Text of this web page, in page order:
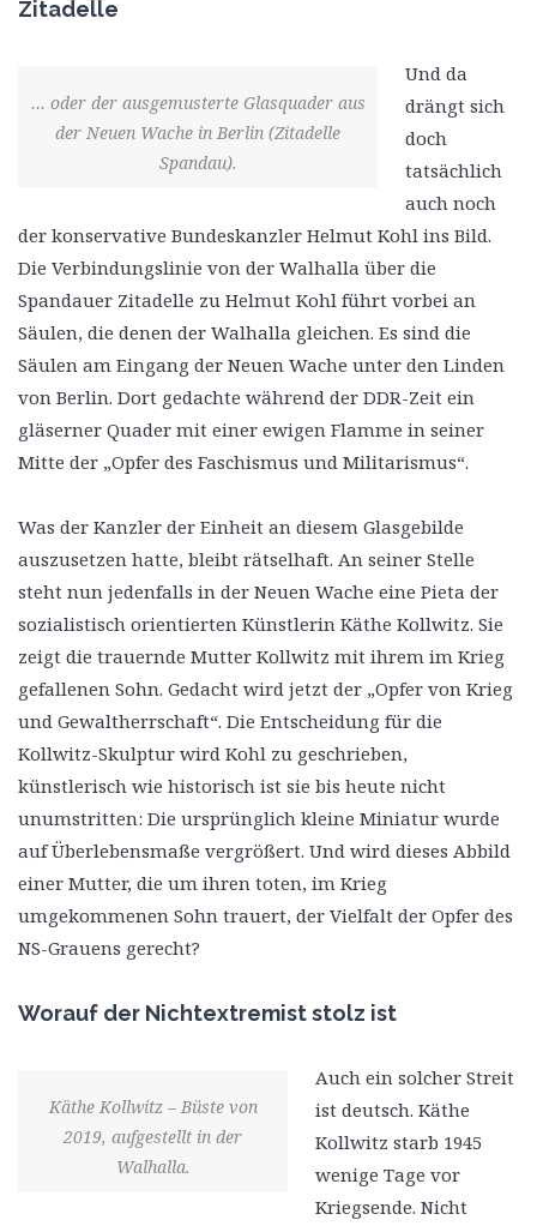
Zitadelle
… oder der ausgemusterte Glasquader aus
der Neuen Wache in Berlin (Zitadelle
Spandau).
Und da
drängt sich
doch
tatsächlich
auch noch
der konservative Bundeskanzler Helmut Kohl ins Bild.
Die Verbindungslinie von der Walhalla über die
Spandauer Zitadelle zu Helmut Kohl führt vorbei an
Säulen, die denen der Walhalla gleichen. Es sind die
Säulen am Eingang der Neuen Wache unter den Linden
von Berlin. Dort gedachte während der DDR-Zeit ein
gläserner Quader mit einer ewigen Flamme in seiner
Mitte der „Opfer des Faschismus und Militarismus“.
Was der Kanzler der Einheit an diesem Glasgebilde
auszusetzen hatte, bleibt rätselhaft. An seiner Stelle
steht nun jedenfalls in der Neuen Wache eine Pieta der
sozialistisch orientierten Künstlerin Käthe Kollwitz. Sie
zeigt die trauernde Mutter Kollwitz mit ihrem im Krieg
gefallenen Sohn. Gedacht wird jetzt der „Opfer von Krieg
und Gewaltherrschaft“. Die Entscheidung für die
Kollwitz-Skulptur wird Kohl zu geschrieben,
künstlerisch wie historisch ist sie bis heute nicht
unumstritten: Die ursprünglich kleine Miniatur wurde
auf Überlebensmaße vergrößert. Und wird dieses Abbild
einer Mutter, die um ihren toten, im Krieg
umgekommenen Sohn trauert, der Vielfalt der Opfer des
NS-Grauens gerecht?
Worauf der Nichtextremist stolz ist
Käthe Kollwitz – Büste von
2019, aufgestellt in der
Walhalla.
Auch ein solcher Streit
ist deutsch. Käthe
Kollwitz starb 1945
wenige Tage vor
Kriegsende. Nicht